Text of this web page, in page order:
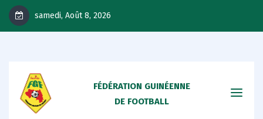
samedi, Août 8, 2026
FÉDÉRATION GUINÉENNE
DE FOOTBALL